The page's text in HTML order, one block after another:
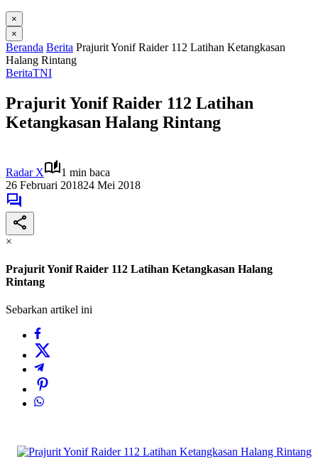
×
×
Beranda Berita Prajurit Yonif Raider 112 Latihan Ketangkasan
Halang Rintang
BeritaTNI
Prajurit Yonif Raider 112 Latihan
Ketangkasan Halang Rintang
Radar X
1 min baca
26 Februari 201824 Mei 2018
×
Prajurit Yonif Raider 112 Latihan Ketangkasan Halang
Rintang
Sebarkan artikel ini